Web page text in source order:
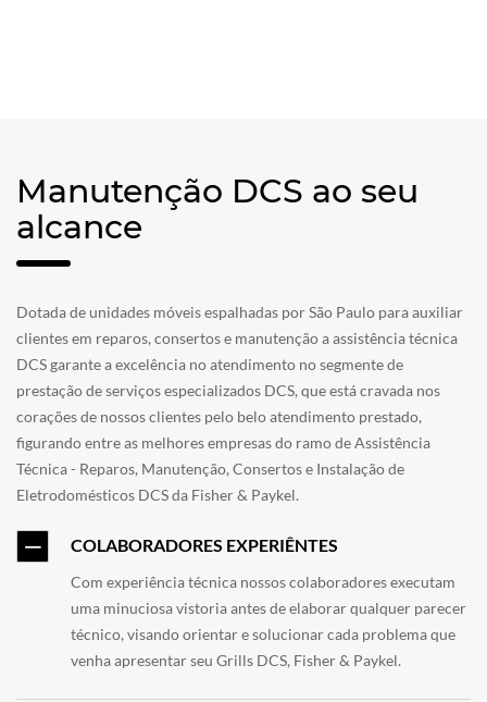
Manutenção DCS ao seu
alcance
Dotada de unidades móveis espalhadas por São Paulo para auxiliar
clientes em reparos, consertos e manutenção a assistência técnica
DCS garante a excelência no atendimento no segmente de
prestação de serviços especializados DCS, que está cravada nos
corações de nossos clientes pelo belo atendimento prestado,
figurando entre as melhores empresas do ramo de Assistência
Técnica - Reparos, Manutenção, Consertos e Instalação de
Eletrodomésticos DCS da Fisher & Paykel.
COLABORADORES EXPERIÊNTES
Com experiência técnica nossos colaboradores executam
uma minuciosa vistoria antes de elaborar qualquer parecer
técnico, visando orientar e solucionar cada problema que
venha apresentar seu Grills DCS, Fisher & Paykel.